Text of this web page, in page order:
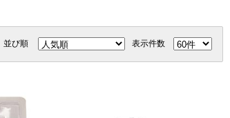
並び順 表示件数